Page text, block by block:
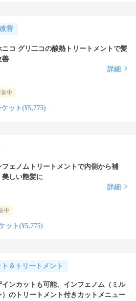
善
ニコ グリ二コの酸熱トリートメントで髪
善
詳細
中
ケット(¥5,775)
フェノムトリートメントで内側から補
美しい艶髪に
詳細
中
ット(¥5,775)
＆トリートメント
インカットも可能、インフェノム（ミル
）のトリートメント付きカットメニュー